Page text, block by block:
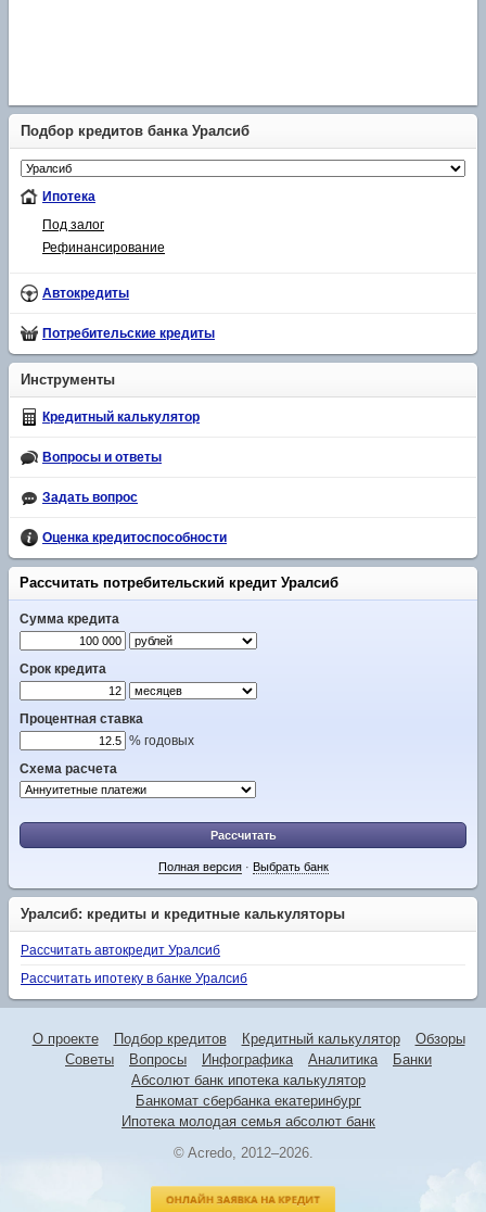
Подбор кредитов банка Уралсиб
Ипотека
Под залог
Рефинансирование
Автокредиты
Потребительские кредиты
Инструменты
Кредитный калькулятор
Вопросы и ответы
Задать вопрос
Оценка кредитоспособности
Рассчитать потребительский кредит Уралсиб
Сумма кредита
Срок кредита
Процентная ставка
% годовых
Схема расчета
Рассчитать
Полная версия· Выбрать банк
Уралсиб: кредиты и кредитные калькуляторы
Рассчитать автокредит Уралсиб
Рассчитать ипотеку в банке Уралсиб
О проекте Подбор кредитов Кредитный калькулятор
Обзоры
Советы
Вопросы Инфографика Аналитика
Банки
Абсолют банк ипотека калькулятор
Банкомат сбербанка екатеринбург
Ипотека молодая семья абсолют банк
© Acredo, 2012–2026.